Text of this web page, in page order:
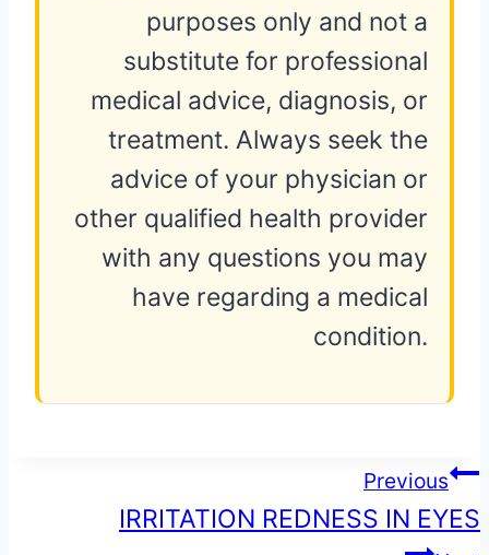
purposes only and not a
substitute for professional
medical advice, diagnosis, or
treatment. Always seek the
advice of your physician or
other qualified health provider
with any questions you may
have regarding a medical
condition.
پوسٹوں
کی
Previous
IRRITATION REDNESS IN EYES